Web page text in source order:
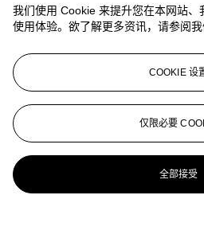
我们使用 Cookie 来提升您在本网站、
使用体验。欲了解更多资讯，请参阅
COOKIE 设
仅限必要
全部接受